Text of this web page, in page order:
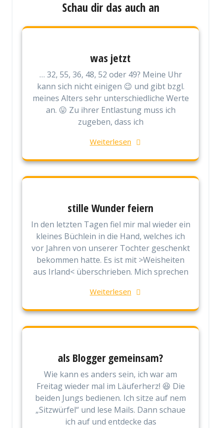
Schau dir das auch an
was jetzt
… 32, 55, 36, 48, 52 oder 49? Meine Uhr
kann sich nicht einigen 😉 und gibt bzgl.
meines Alters sehr unterschiedliche Werte
an. 😛 Zu ihrer Entlastung muss ich
zugeben, dass ich
Weiterlesen
stille Wunder feiern
In den letzten Tagen fiel mir mal wieder ein
kleines Büchlein in die Hand, welches ich
vor Jahren von unserer Tochter geschenkt
bekommen hatte. Es ist mit >Weisheiten
aus Irland< überschrieben. Mich sprechen
Weiterlesen
als Blogger gemeinsam?
Wie kann es anders sein, ich war am
Freitag wieder mal im Läuferherz! 😆 Die
beiden Jungs bedienen. Ich sitze auf nem
„Sitzwürfel“ und lese Mails. Dann schaue
ich auf und entdecke das